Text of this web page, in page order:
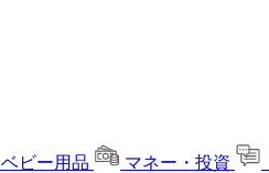
ベビー用品 マネー・投資